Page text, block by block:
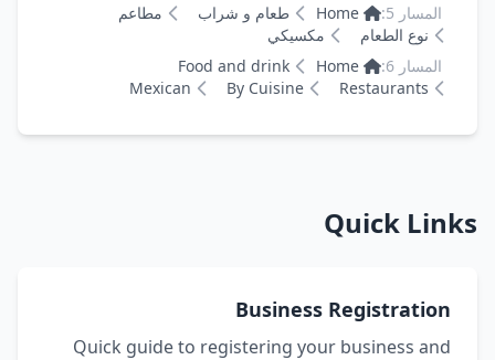
المسار 5:
Home طعام و شراب
مطاعم
نوع الطعام
مكسيكي
المسار 6:
Home
Food and drink
Restaurants
By Cuisine
Mexican
Quick Links
Business Registration
Quick guide to registering your business and